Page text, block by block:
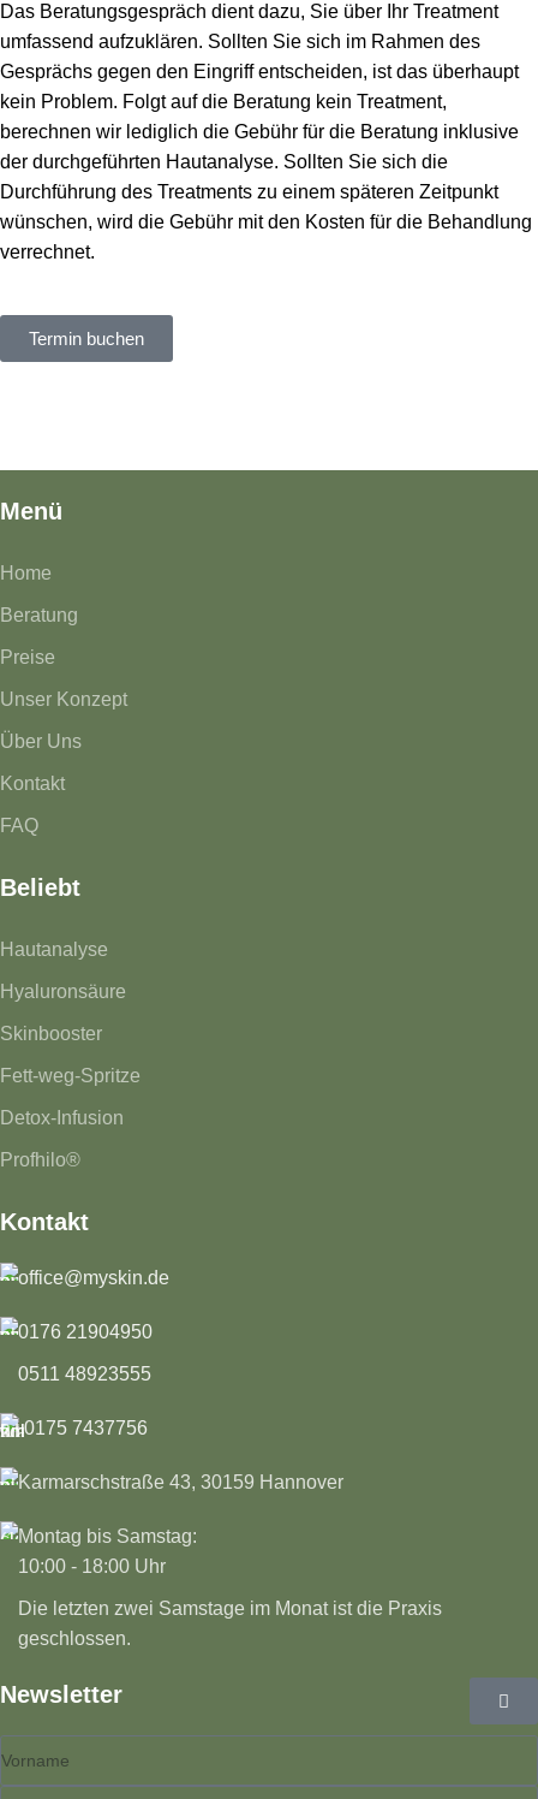
Das Beratungsgespräch dient dazu, Sie über Ihr Treatment
umfassend aufzuklären. Sollten Sie sich im Rahmen des
Gesprächs gegen den Eingriff entscheiden, ist das überhaupt
kein Problem. Folgt auf die Beratung kein Treatment,
berechnen wir lediglich die Gebühr für die Beratung inklusive
der durchgeführten Hautanalyse. Sollten Sie sich die
Durchführung des Treatments zu einem späteren Zeitpunkt
wünschen, wird die Gebühr mit den Kosten für die Behandlung
verrechnet.
Termin buchen
Menü
Home
Beratung
Preise
Unser Konzept
Über Uns
Kontakt
FAQ
Beliebt
Hautanalyse
Hyaluronsäure
Skinbooster
Fett-weg-Spritze
Detox-Infusion
Profhilo®
Kontakt
office@myskin.de
0176 21904950
0511 48923555
0175 7437756
Karmarschstraße 43, 30159 Hannover
Montag bis Samstag:
10:00 - 18:00 Uhr
Die letzten zwei Samstage im Monat ist die Praxis
geschlossen.
Newsletter